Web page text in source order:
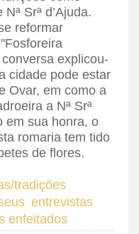
Srª d’Ajuda.
reformar
explicou-
cidade pode estar
Ovar, em como a
a Nª Srª
em sua honra, o
romaria tem tido
de flores.
tradições
entrevistas
enfeitados